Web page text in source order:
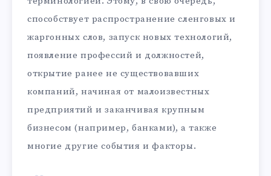
способствует распространение сленговых и
жаргонных слов, запуск новых технологий,
появление профессий и должностей,
открытие ранее не существовавших
компаний, начиная от малоизвестных
предприятий и заканчивая крупным
бизнесом (например, банками), а также
многие другие события и факторы.